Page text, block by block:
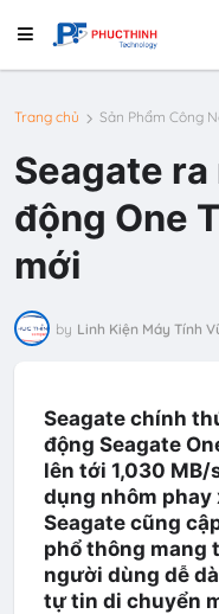
Trang chủ Sản Phẩm Công
Seagate
động One
mới
by Linh Kiện Máy Tính
Seagate chính
động Seagate
lên tới 1,030
dụng nhôm
Seagate cũng
phổ thông mang
người dùng dễ
tự tin di chuyển